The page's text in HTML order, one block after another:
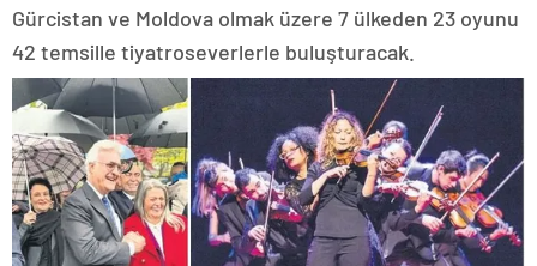
Gürcistan ve Moldova olmak üzere 7 ülkeden 23 oyunu
42 temsille tiyatroseverlerle buluşturacak.